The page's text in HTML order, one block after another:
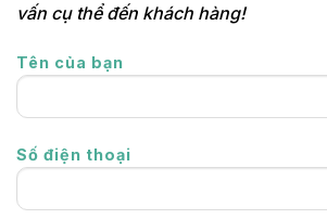
vấn cụ thể đến khách hàng!
Tên của bạn
Số điện thoại